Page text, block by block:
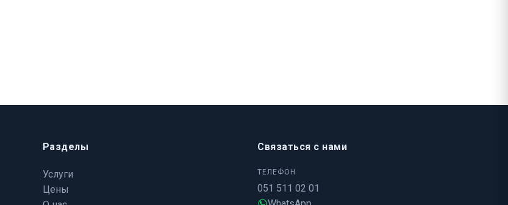
Разделы
Услуги
Цены
Связаться с нами
ТЕЛЕФОН
051 511 02 01